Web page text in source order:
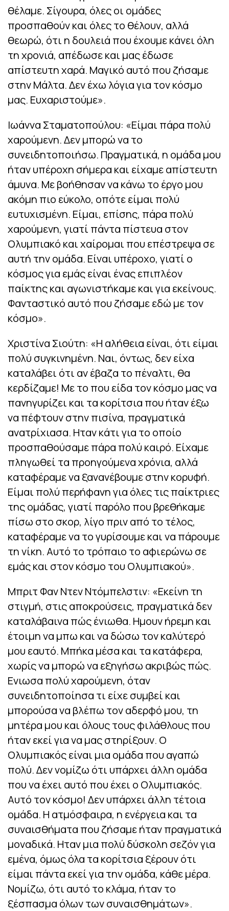
θέλαμε. Σίγουρα, όλες οι ομάδες
προσπαθούν και όλες το θέλουν, αλλά
θεωρώ, ότι η δουλειά που έχουμε κάνει όλη
τη χρονιά, απέδωσε και μας έδωσε
απίστευτη χαρά. Μαγικό αυτό που ζήσαμε
στην Μάλτα. Δεν έχω λόγια για τον κόσμο
μας. Ευχαριστούμε».
Ιωάννα Σταματοπούλου: «Είμαι πάρα πολύ
χαρούμενη. Δεν μπορώ να το
συνειδητοποιήσω. Πραγματικά, η ομάδα μου
ήταν υπέροχη σήμερα και είχαμε απίστευτη
άμυνα. Με βοήθησαν να κάνω το έργο μου
ακόμη πιο εύκολο, οπότε είμαι πολύ
ευτυχισμένη. Είμαι, επίσης, πάρα πολύ
χαρούμενη, γιατί πάντα πίστευα στον
Ολυμπιακό και χαίρομαι που επέστρεψα σε
αυτή την ομάδα. Είναι υπέροχο, γιατί ο
κόσμος για εμάς είναι ένας επιπλέον
παίκτης και αγωνιστήκαμε και για εκείνους.
Φανταστικό αυτό που ζήσαμε εδώ με τον
κόσμο».
Χριστίνα Σιούτη: «Η αλήθεια είναι, ότι είμαι
πολύ συγκινημένη. Ναι, όντως, δεν είχα
καταλάβει ότι αν έβαζα το πέναλτι, θα
κερδίζαμε! Με το που είδα τον κόσμο μας να
πανηγυρίζει και τα κορίτσια που ήταν έξω
να πέφτουν στην πισίνα, πραγματικά
ανατρίχιασα. Ηταν κάτι για το οποίο
προσπαθούσαμε πάρα πολύ καιρό. Είχαμε
πληγωθεί τα προηγούμενα χρόνια, αλλά
καταφέραμε να ξανανέβουμε στην κορυφή.
Είμαι πολύ περήφανη για όλες τις παίκτριες
της ομάδας, γιατί παρόλο που βρεθήκαμε
πίσω στο σκορ, λίγο πριν από το τέλος,
καταφέραμε να το γυρίσουμε και να πάρουμε
τη νίκη. Αυτό το τρόπαιο το αφιερώνω σε
εμάς και στον κόσμο του Ολυμπιακού».
Μπριτ Φαν Ντεν Ντόμπελστιν: «Εκείνη τη
στιγμή, στις αποκρούσεις, πραγματικά δεν
καταλάβαινα πώς ένιωθα. Ημουν ήρεμη και
έτοιμη να μπω και να δώσω τον καλύτερό
μου εαυτό. Μπήκα μέσα και τα κατάφερα,
χωρίς να μπορώ να εξηγήσω ακριβώς πώς.
Ενιωσα πολύ χαρούμενη, όταν
συνειδητοποίησα τι είχε συμβεί και
μπορούσα να βλέπω τον αδερφό μου, τη
μητέρα μου και όλους τους φιλάθλους που
ήταν εκεί για να μας στηρίξουν. Ο
Ολυμπιακός είναι μια ομάδα που αγαπώ
πολύ. Δεν νομίζω ότι υπάρχει άλλη ομάδα
που να έχει αυτό που έχει ο Ολυμπιακός.
Αυτό τον κόσμο! Δεν υπάρχει άλλη τέτοια
ομάδα. Η ατμόσφαιρα, η ενέργεια και τα
συναισθήματα που ζήσαμε ήταν πραγματικά
μοναδικά. Ηταν μια πολύ δύσκολη σεζόν για
εμένα, όμως όλα τα κορίτσια ξέρουν ότι
είμαι πάντα εκεί για την ομάδα, κάθε μέρα.
Νομίζω, ότι αυτό το κλάμα, ήταν το
ξέσπασμα όλων των συναισθημάτων».